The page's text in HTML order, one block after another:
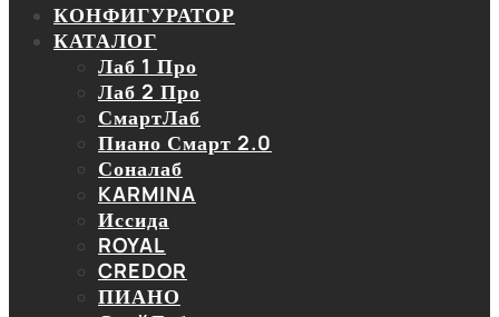
КОНФИГУРАТОР
КАТАЛОГ
Лаб 1 Про
Лаб 2 Про
СмартЛаб
Пиано Смарт 2.0
Соналаб
KARMINA
Иссида
ROYAL
CREDOR
ПИАНО